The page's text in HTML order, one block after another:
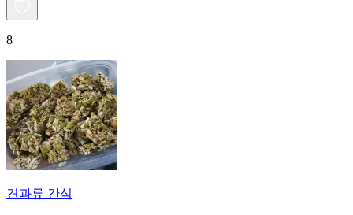
8
견과류 간식